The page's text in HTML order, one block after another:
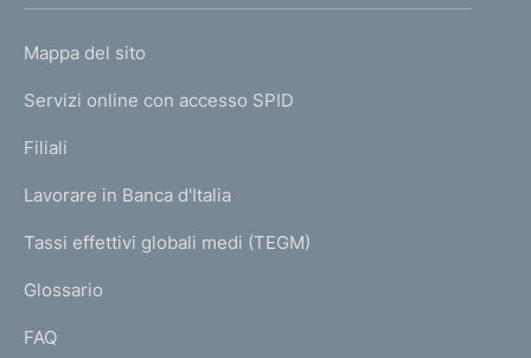
m
e
a
g
L
N
K
T
I
I
Mappa del sito
Servizi online con accesso SPID
Filiali
Lavorare in Banca d'Italia
Tassi effettivi globali medi (TEGM)
Glossario
FAQ